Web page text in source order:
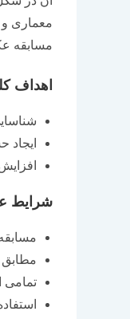
معماری
مسابقه‏
اهداف
شرایط
تمامی